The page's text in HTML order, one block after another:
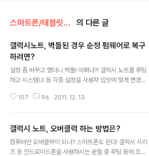
스마트폰/태블릿PC/웨어러블 리뷰/> 갤럭시노트1~8 의 다른 글
갤럭시노트, 벽돌된 경우 순정 펌웨어로 복구
하려면?
설정 좀 바꾸고 했더니 벽돌! 어쩌나?! 갤럭시 노트를 루팅
하고 시스템UI 등 각종 설정을 사용자 입맛에 맞게 변경하
을 임의로 변경하다 잘못하게 되면 폰이 벽돌이 되는 경우
것이 좋은데요. 아무리 잘 살펴봐도 사용하는 환경이 다르
고 하다보면 피치 못하게 문제가 발생하기도 합니다. 물론,
이런 경우 갤럭시 노트, 공장초기화 하는 방법은? 포스팅에
107 96 2011. 12. 13.
갤럭시 노트, 오버클럭 하는 방법은?
컴퓨터만 오버클럭이 되나? 스마트폰도 된다! 갤럭시 시리
즈 등 안드로이드폰을 사용하시는 분들 중 루팅 등에 조금